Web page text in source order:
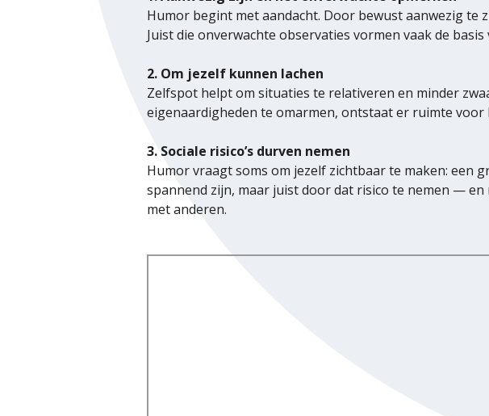
Humor begint met aandacht. Door bewust aanwezig te
Juist die onverwachte observaties vormen vaak de
2. Om jezelf kunnen lachen
Zelfspot helpt om situaties te relativeren en minder
eigenaardigheden te omarmen, ontstaat er ruimte voor
3. Sociale risico’s durven nemen
Humor vraagt soms om jezelf zichtbaar te maken: een
spannend zijn, maar juist door dat risico te nemen —
met anderen.